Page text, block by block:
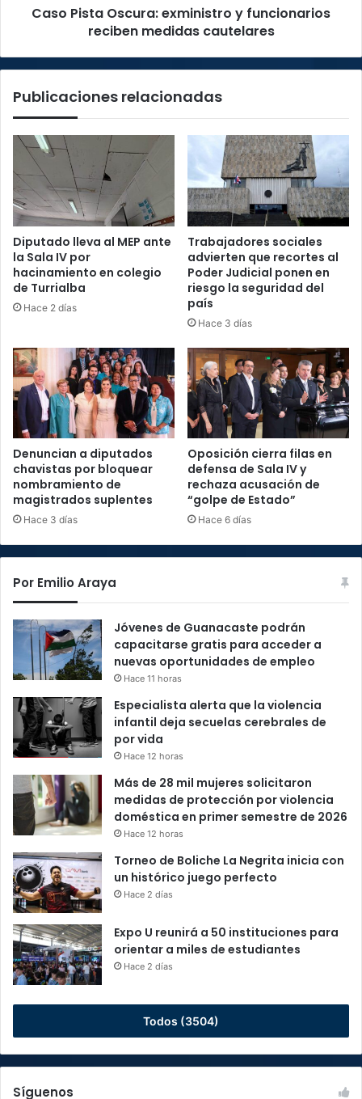
Caso Pista Oscura: exministro y funcionarios
reciben medidas cautelares
Publicaciones relacionadas
Diputado lleva al MEP ante
la Sala IV por
hacinamiento en colegio
de Turrialba
Hace 2 días
Trabajadores sociales
advierten que recortes al
Poder Judicial ponen en
riesgo la seguridad del
país
Hace 3 días
Denuncian a diputados
chavistas por bloquear
nombramiento de
magistrados suplentes
Hace 3 días
Oposición cierra filas en
defensa de Sala IV y
rechaza acusación de
“golpe de Estado”
Hace 6 días
Por Emilio Araya
Jóvenes de Guanacaste podrán
capacitarse gratis para acceder a
nuevas oportunidades de empleo
Hace 11 horas
Especialista alerta que la violencia
infantil deja secuelas cerebrales de
por vida
Hace 12 horas
Más de 28 mil mujeres solicitaron
medidas de protección por violencia
doméstica en primer semestre de 2026
Hace 12 horas
Torneo de Boliche La Negrita inicia con
un histórico juego perfecto
Hace 2 días
Expo U reunirá a 50 instituciones para
orientar a miles de estudiantes
Hace 2 días
Todos (3504)
Síguenos